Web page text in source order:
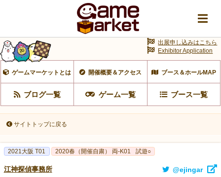
ゲームマーケットとは 開催概要＆アクセス ブース＆ホールMAP
ブログ一覧 ゲーム一覧 ブース一覧
出展申し込みはこちら
Exhibitor Application
サイトトップに戻る
2021大阪 T01 2020春（開催自粛） 両-K01 試遊○
江神探偵事務所 @ejingar